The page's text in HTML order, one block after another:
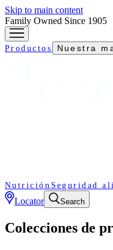
Skip to main content
Family Owned Since 1905
Productos Nuestra
Nutrición Seguridad
Locator Search
Colecciones de